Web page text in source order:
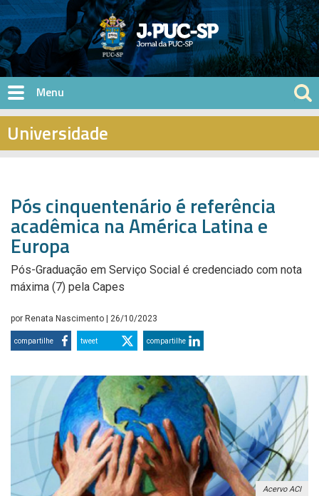
Pular para o conteúdo principal
Universidade
Pós cinquentenário é referência
acadêmica na América Latina e
Europa
Pós-Graduação em Serviço Social é credenciado com nota
máxima (7) pela Capes
por Renata Nascimento | 26/10/2023
compartilhe tweet compartilhe
Acervo ACI